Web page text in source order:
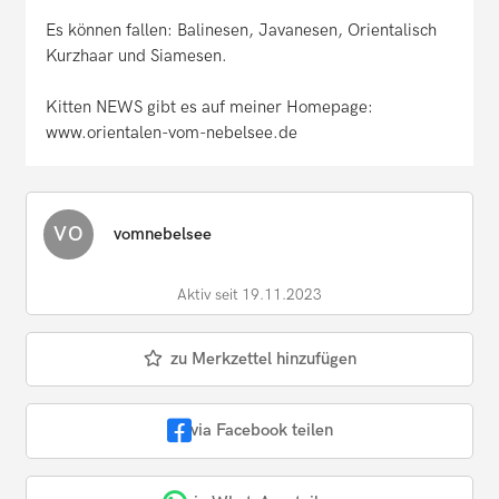
Es können fallen: Balinesen, Javanesen, Orientalisch
Kurzhaar und Siamesen.
Kitten NEWS gibt es auf meiner Homepage:
www.orientalen-vom-nebelsee.de
VO vomnebelsee
Aktiv seit 19.11.2023
zu Merkzettel hinzufügen
via Facebook teilen